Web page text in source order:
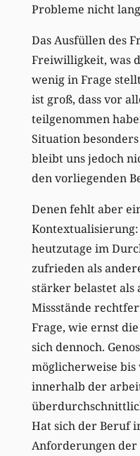
Probleme nicht
Das Ausfüllen des
Freiwilligkeit, was
wenig in Frage
ist groß, dass vor
teilgenommen
Situation
bleibt uns jedoch
den vorliegenden
Denen fehlt aber
heutzutage im
zufrieden als
stärker belastet als
Missstände
Frage, wie ernst
sich dennoch.
möglicherweise
innerhalb der
Hat sich der Beruf
Anforderungen